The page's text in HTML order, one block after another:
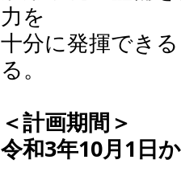
力を
十分に発揮でき
る。
＜計画期間＞
令和3年10月1日